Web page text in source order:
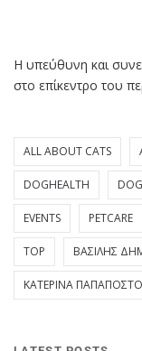
Η υπεύθυνη και
στο επίκεντρο του
ALL ABOUT CATS
DOGHEALTH
EVENTS PETCARE
TOP ΒΑΣΊΛΗΣ
ΚΑΤΕΡΊΝΑ